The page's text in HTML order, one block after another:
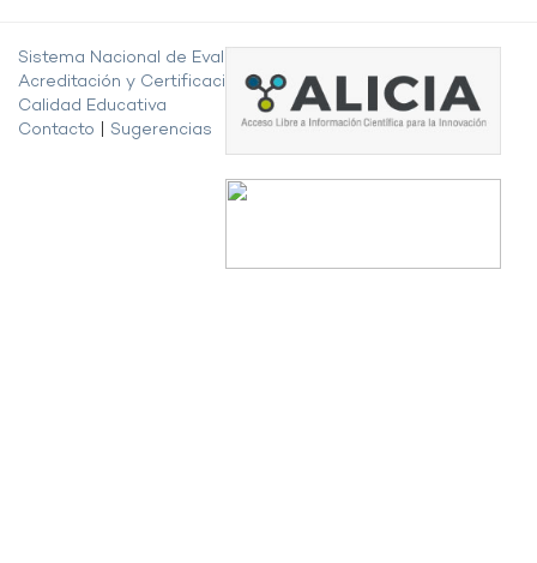
Sistema Nacional de Evaluación,
Acreditación y Certificación de la
Calidad Educativa
Contacto
Sugerencias